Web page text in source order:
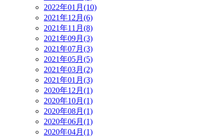
2022年01月(10)
2021年12月(6)
2021年11月(8)
2021年09月(3)
2021年07月(3)
2021年05月(5)
2021年03月(2)
2021年01月(3)
2020年12月(1)
2020年10月(1)
2020年08月(1)
2020年06月(1)
2020年04月(1)